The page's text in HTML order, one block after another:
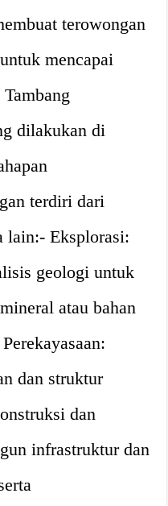
terowongan
mencapai
dilakukan di
terdiri dari
lain:- Eksplorasi:
geologi untuk
atau bahan
dan struktur
dan
infrastruktur dan